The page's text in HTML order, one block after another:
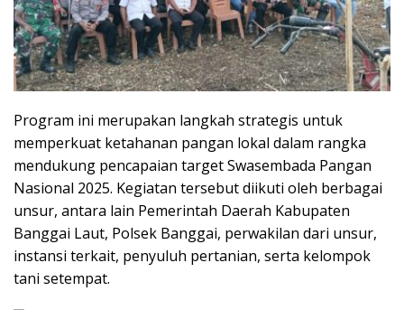
Program ini merupakan langkah strategis untuk
memperkuat ketahanan pangan lokal dalam rangka
mendukung pencapaian target Swasembada Pangan
Nasional 2025. Kegiatan tersebut diikuti oleh berbagai
unsur, antara lain Pemerintah Daerah Kabupaten
Banggai Laut, Polsek Banggai, perwakilan dari unsur,
instansi terkait, penyuluh pertanian, serta kelompok
tani setempat.